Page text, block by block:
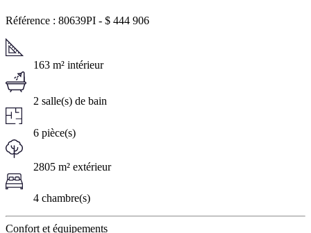
Référence : 80639PI - $ 444 906
163 m² intérieur
2 salle(s) de bain
6 pièce(s)
2805 m² extérieur
4 chambre(s)
Confort et équipements